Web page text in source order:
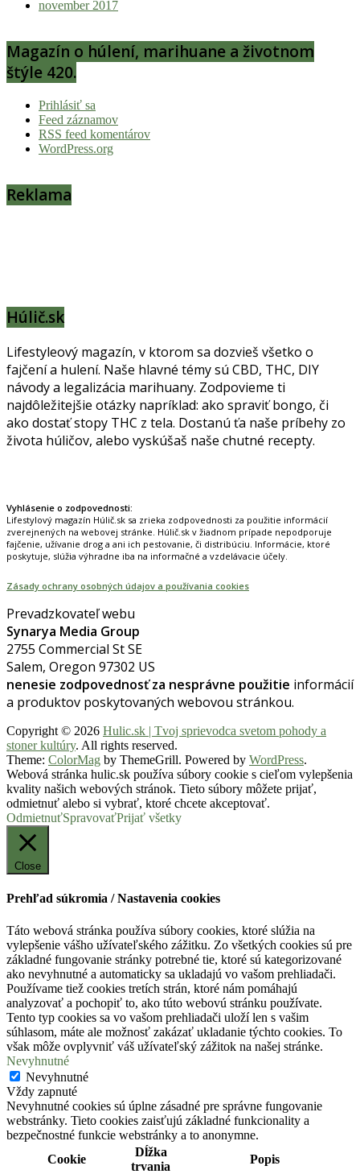
november 2017
Magazín o húlení, marihuane a životnom
štýle 420.
Prihlásiť sa
Feed záznamov
RSS feed komentárov
WordPress.org
Reklama
Húlič.sk
Lifestyleový magazín, v ktorom sa dozvieš všetko o
fajčení a hulení. Naše hlavné témy sú CBD, THC, DIY
návody a legalizácia marihuany. Zodpovieme ti
najdôležitejšie otázky napríklad: ako spraviť bongo, či
ako dostať stopy THC z tela. Dostanú ťa naše príbehy zo
života húličov, alebo vyskúšaš naše chutné recepty.
Vyhlásenie o zodpovednosti:
Lifestylový magazín Húlič.sk sa zrieka zodpovednosti za použitie informácií
zverejnených na webovej stránke. Húlič.sk v žiadnom prípade nepodporuje
fajčenie, užívanie drog a ani ich pestovanie, či distribúciu. Informácie, ktoré
poskytuje, slúžia výhradne iba na informačné a vzdelávacie účely.
Zásady ochrany osobných údajov a používania cookies
Prevadzkovateľ webu
Synarya Media Group
2755 Commercial St SE
Salem, Oregon 97302 US
nenesie zodpovednosť za nesprávne použitie informácií
a produktov poskytovaných webovou stránkou.
Copyright © 2026 Hulic.sk | Tvoj sprievodca svetom pohody a
stoner kultúry. All rights reserved.
Theme: ColorMag by ThemeGrill. Powered by WordPress.
Webová stránka hulic.sk používa súbory cookie s cieľom vylepšenia
kvality našich webových stránok. Tieto súbory môžete prijať,
odmietnuť alebo si vybrať, ktoré chcete akceptovať.
OdmietnuťSpravovaťPrijať všetky
Close
Prehľad súkromia / Nastavenia cookies
Táto webová stránka používa súbory cookies, ktoré slúžia na
vylepšenie vášho užívateľského zážitku. Zo všetkých cookies sú pre
základné fungovanie stránky potrebné tie, ktoré sú kategorizované
ako nevyhnutné a automaticky sa ukladajú vo vašom prehliadači.
Používame tiež cookies tretích strán, ktoré nám pomáhajú
analyzovať a pochopiť to, ako túto webovú stránku používate.
Tento typ cookies sa vo vašom prehliadači uloží len s vašim
súhlasom, máte ale možnosť zakázať ukladanie týchto cookies. To
však môže ovplyvniť váš užívateľský zážitok na našej stránke.
Nevyhnutné
Nevyhnutné
Vždy zapnuté
Nevyhnutné cookies sú úplne zásadné pre správne fungovanie
webstránky. Tieto cookies zaisťujú základné funkcionality a
bezpečnostné funkcie webstránky a to anonymne.
Cookie
Dĺžka
trvania
Popis